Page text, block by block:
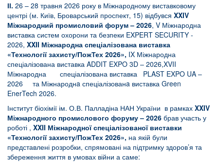
ІІ. 26 – 28 травня 2026 року в Міжнародному виставковому
центрі (м. Київ, Броварський проспект, 15) відбувся XXIV
Міжнародний промисловий форум – 2026, V Міжнародна
виставка систем охорони та безпеки EXPERT SECURITY -
2026, XXII Міжнародна спеціалізована виставка
«Технології захисту/ПожТех 2026», IX Міжнародна
спеціалізована виставка ADDIT EXPO 3D – 2026,XVII
Міжнародна спеціалізована виставка PLAST EXPO UA –
2026 та Міжнароднa спеціалізованa виставка Green
EnerTech 2026.
Інститут біохімії ім. О.В. Палладіна НАН України в рамках XXIV
Міжнародного промислового форуму – 2026 брав участь у
роботі , XXII Міжнародної спеціалізованої виставки
«Технології захисту/ПожТех 2026», на якій були
представлені розробки, спрямовані на підтримку здоров’я та
збереження життя в умовах війни а саме: